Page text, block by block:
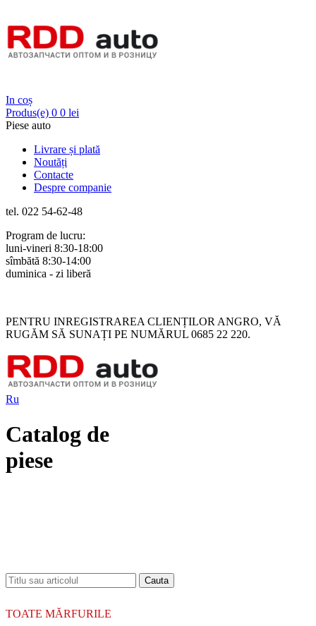
In coș
Produs(e) 0 0 lei
Piese auto
Livrare și plată
Noutăți
Contacte
Despre companie
tel. 022 54-62-48
Program de lucru:
luni-vineri 8:30-18:00
sîmbătă 8:30-14:00
duminica - zi liberă
PENTRU INREGISTRAREA CLIENȚILOR ANGRO, VĂ
RUGĂM SĂ SUNAȚI PE NUMĂRUL 0685 22 220.
Ru
Catalog de
piese
TOATE MĂRFURILE